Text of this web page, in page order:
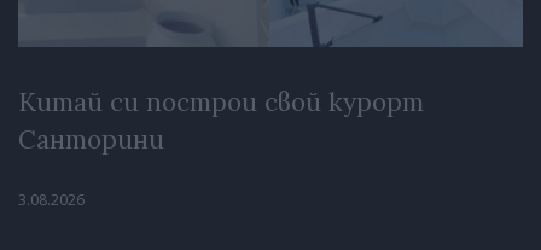
Китай си построи свой курорт
Санторини
3.08.2026